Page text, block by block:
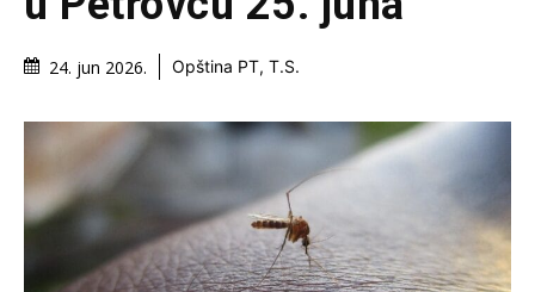
24. jun 2026. Opština PT, T.S.